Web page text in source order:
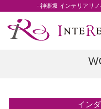
- 神楽坂 インテリアリ
イン